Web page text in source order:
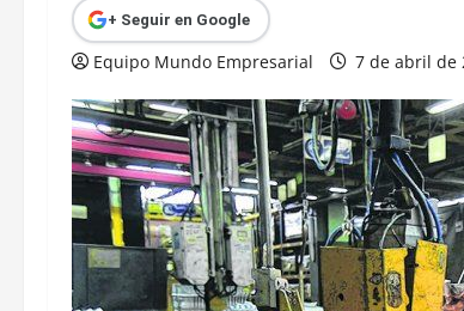
+ Seguir en Google
Equipo Mundo Empresarial 7 de abril de